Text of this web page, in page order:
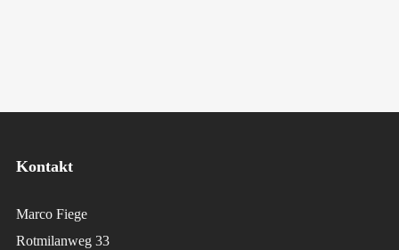
Kontakt
Marco Fiege
Rotmilanweg 33